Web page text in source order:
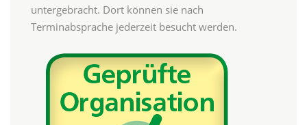
untergebracht. Dort können sie nach
Terminabsprache jederzeit besucht werden.